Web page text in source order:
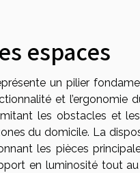
espaces
un pilier
et l’ergonomie
les obstacles et
du domicile. La
les pièces
en luminosité tout